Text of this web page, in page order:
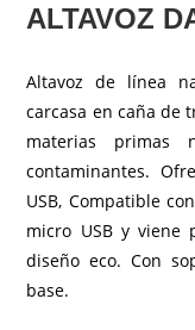
ALTAVOZ
Altavoz de línea
carcasa en caña de
materias primas
contaminantes.
USB, Compatible
micro USB y viene
diseño eco. Con
base.